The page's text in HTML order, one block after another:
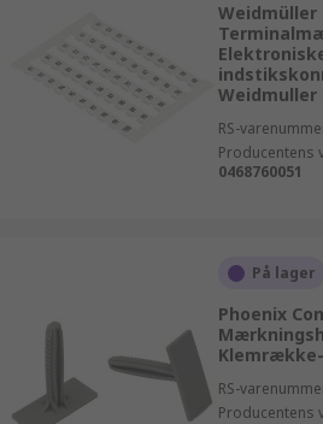
Weidmüller
RS-
Producentens
0468760051
På lager
Phoenix
RS-
Producentens